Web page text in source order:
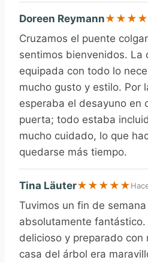
Doreen Reymann★ ★ ★ ★
Cruzamos el puente
sentimos bienvenidos. La
equipada con todo lo
mucho gusto y estilo. Por
esperaba el desayuno en
puerta; todo estaba
mucho cuidado, lo que
quedarse más tiempo.
Tina Läuter★ ★ ★ ★ ★
Tuvimos un fin de
absolutamente
delicioso y preparado con
casa del árbol era